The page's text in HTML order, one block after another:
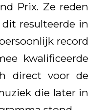
Prix. Ze reden
resulteerde in
record
kwalificeerde
direct voor de
die later in